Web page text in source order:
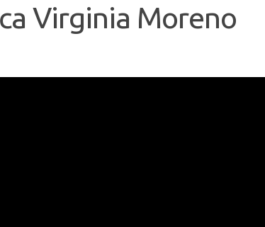
Virginia Moreno